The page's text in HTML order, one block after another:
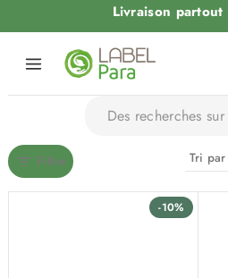
Livraison partout
Filtre
-10%